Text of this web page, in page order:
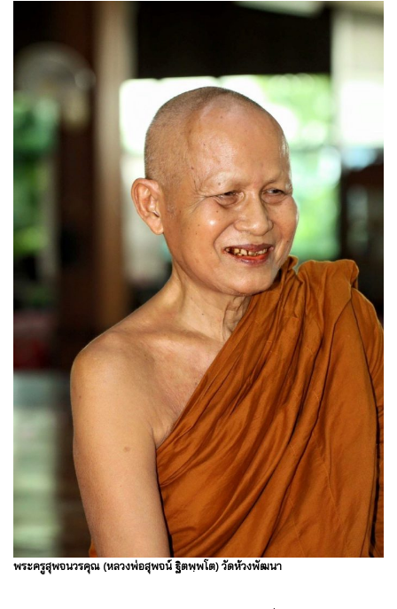
พระครูสุพจนวรคุณ (หลวงพ่อสุพจน์ ฐิตพฺพโต) วัดห้วงพัฒนา